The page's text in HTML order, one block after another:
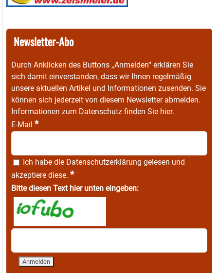
Newsletter-Abo
Durch Anklicken des Buttons „Anmelden“ erklären Sie
sich damit einverstanden, dass wir Ihnen regelmäßig
unsere aktuellen Artikel und Informationen zusenden. Sie
können sich jederzeit von diesem Newsletter abmelden.
Informationen zum Datenschutz finden Sie hier.
E-Mail *
Ich habe die Datenschutzerklärung gelesen und
akzeptiere diese. *
Bitte diesen Text hier unten eingeben: